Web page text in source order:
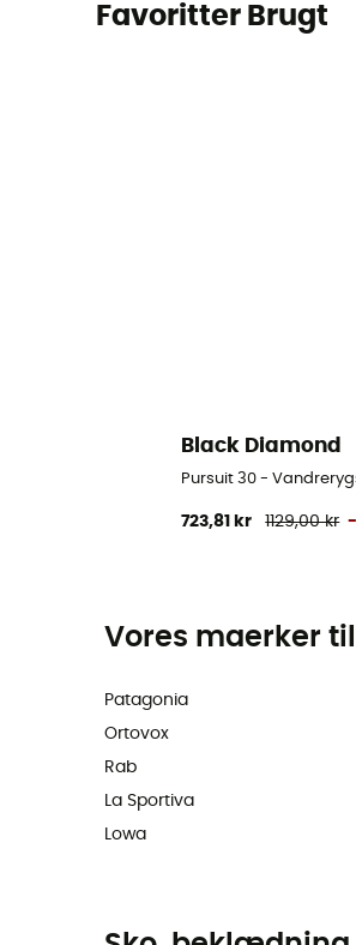
Favoritter Brugt
Black Diamond
Pursuit 30 -
723,81 kr 1129,00 kr
Vores maerker
Patagonia
Ortovox
Rab
La Sportiva
Lowa